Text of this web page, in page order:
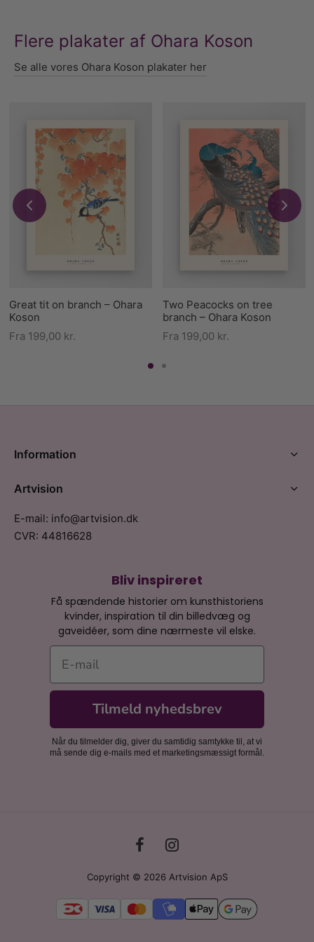
Flere plakater af Ohara Koson
Se alle vores Ohara Koson plakater her
Great tit on branch – Ohara
Koson
Fra 199,00 kr.
Two Peacocks on tree
branch – Ohara Koson
Fra 199,00 kr.
Bliv inspireret
Få spændende historier om kunsthistoriens
kvinder, inspiration til din billedvæg og
gaveidéer, som dine nærmeste vil elske.
E-mail
Tilmeld nyhedsbrev
Når du tilmelder dig, giver du samtidig samtykke til, at vi
må sende dig e-mails med et marketingsmæssigt formål.
Information
Artvision
E-mail: info@artvision.dk
CVR: 44816628
Copyright © 2026 Artvision ApS